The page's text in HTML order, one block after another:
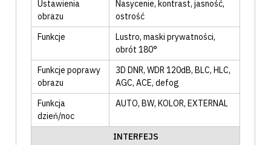
Ustawienia
obrazu
Nasycenie, kontrast, jasność,
ostrość
Funkcje
Lustro, maski prywatności,
obrót 180°
Funkcje poprawy
obrazu
3D DNR, WDR 120dB, BLC, HLC,
AGC, ACE, defog
Funkcja
dzień/noc
AUTO, BW, KOLOR, EXTERNAL
INTERFEJS